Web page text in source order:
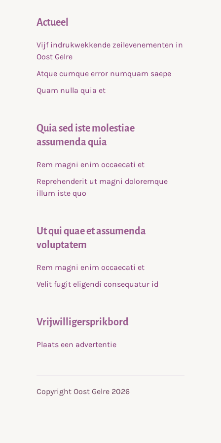
Actueel
Vijf indrukwekkende zeilevenementen in
Oost Gelre
Atque cumque error numquam saepe
Quam nulla quia et
Quia sed iste molestiae
assumenda quia
Rem magni enim occaecati et
Reprehenderit ut magni doloremque
illum iste quo
Ut qui quae et assumenda
voluptatem
Rem magni enim occaecati et
Velit fugit eligendi consequatur id
Vrijwilligersprikbord
Plaats een advertentie
Copyright Oost Gelre 2026